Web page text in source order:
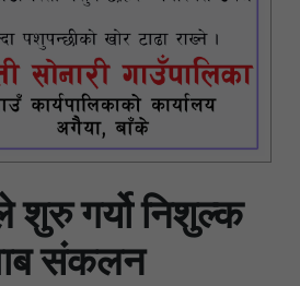
गर्यो निशुल्क
संकलन